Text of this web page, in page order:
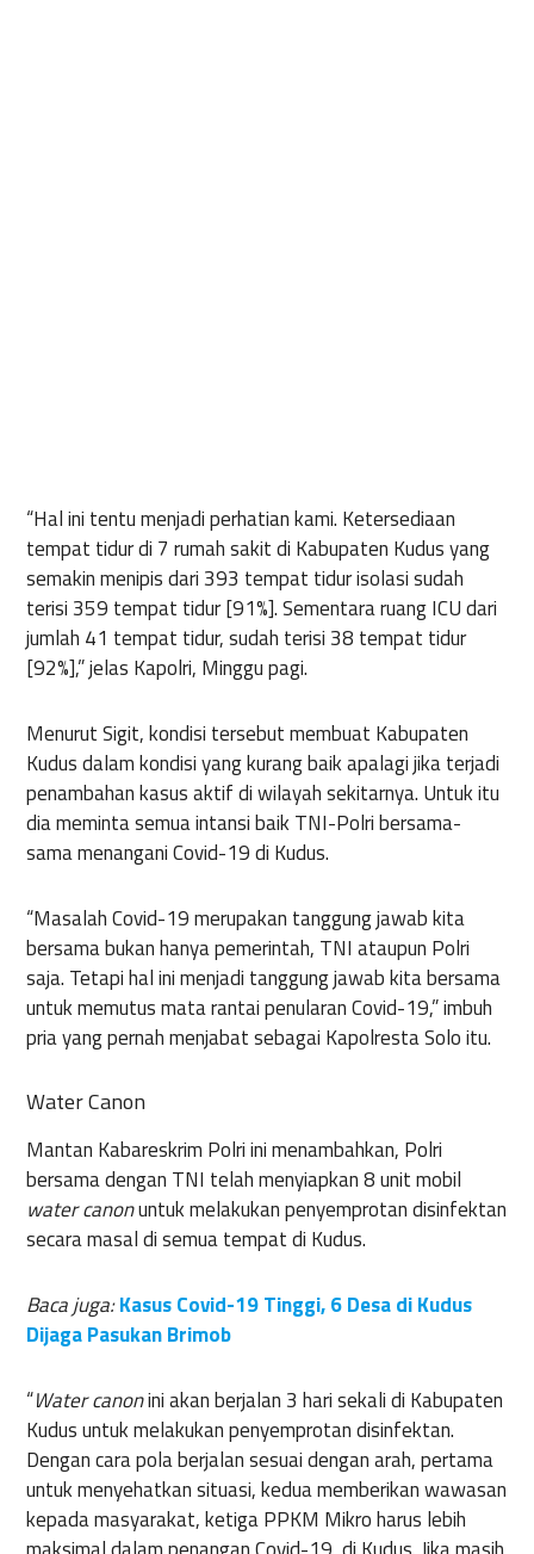
“Hal ini tentu menjadi perhatian kami. Ketersediaan
tempat tidur di 7 rumah sakit di Kabupaten Kudus yang
semakin menipis dari 393 tempat tidur isolasi sudah
terisi 359 tempat tidur [91%]. Sementara ruang ICU dari
jumlah 41 tempat tidur, sudah terisi 38 tempat tidur
[92%],” jelas Kapolri, Minggu pagi.
Menurut Sigit, kondisi tersebut membuat Kabupaten
Kudus dalam kondisi yang kurang baik apalagi jika terjadi
penambahan kasus aktif di wilayah sekitarnya. Untuk itu
dia meminta semua intansi baik TNI-Polri bersama-
sama menangani Covid-19 di Kudus.
“Masalah Covid-19 merupakan tanggung jawab kita
bersama bukan hanya pemerintah, TNI ataupun Polri
saja. Tetapi hal ini menjadi tanggung jawab kita bersama
untuk memutus mata rantai penularan Covid-19,” imbuh
pria yang pernah menjabat sebagai Kapolresta Solo itu.
Water Canon
Mantan Kabareskrim Polri ini menambahkan, Polri
bersama dengan TNI telah menyiapkan 8 unit mobil
water canonuntuk melakukan penyemprotan disinfektan
secara masal di semua tempat di Kudus.
Baca juga:Kasus Covid-19 Tinggi, 6 Desa di Kudus
Dijaga Pasukan Brimob
“Water canonini akan berjalan 3 hari sekali di Kabupaten
Kudus untuk melakukan penyemprotan disinfektan.
Dengan cara pola berjalan sesuai dengan arah, pertama
untuk menyehatkan situasi, kedua memberikan wawasan
kepada masyarakat, ketiga PPKM Mikro harus lebih